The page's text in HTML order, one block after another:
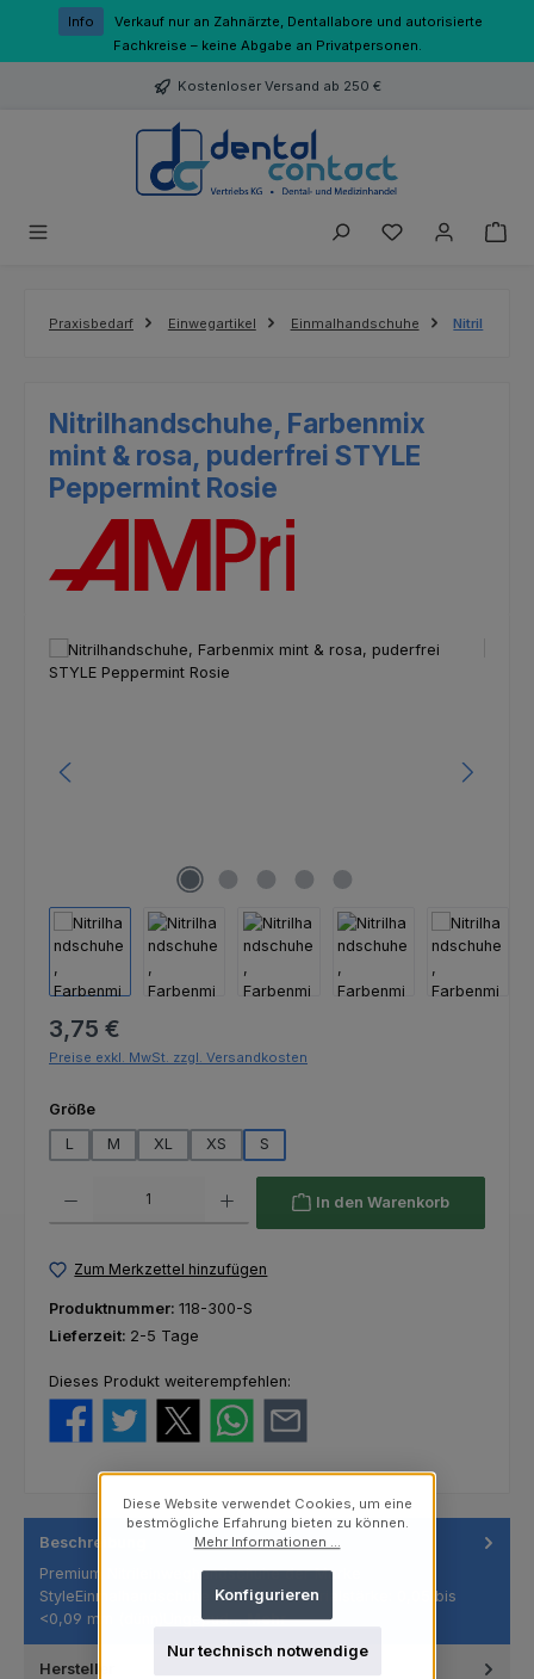
Zum Hauptinhalt springen
Info
Verkauf nur an Zahnärzte, Dentallabore und autorisierte
Fachkreise – keine Abgabe an Privatpersonen.
Kostenloser Versand ab 250 €
Du hast 0
Praxisbedarf Einwegartikel Einmalhandschuhe Nitril
Nitrilhandschuhe, Farbenmix
mint & rosa, puderfrei STYLE
Peppermint Rosie
Bildergalerie überspringen
Regulärer Preis:
3,75 €
Preise exkl. MwSt. zzgl. Versandkosten
Größeauswählen
L
M XL XS S
In den Warenkorb
Zum Merkzettel hinzufügen
Produktnummer: 118-300-S
Lieferzeit: 2-5 Tage
Dieses Produkt weiterempfehlen:
Beschreibung
Premium Nitrileinweghandschuhe der Marke
StyleEinmalhandschuhe aus Nitril Materialstärke: 0,05 bis
<0,09 mm (dünn)Ungepud…Mehr
Hersteller
Diese Website verwendet Cookies, um eine
bestmögliche Erfahrung bieten zu können.
Mehr Informationen ...
Nur technisch notwendige
Konfigurieren